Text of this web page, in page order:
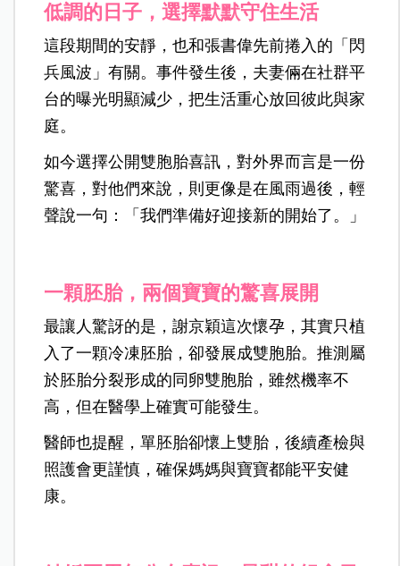
低調的日子，選擇默默守住生活
這段期間的安靜，也和張書偉先前捲入的「閃
兵風波」有關。事件發生後，夫妻倆在社群平
台的曝光明顯減少，把生活重心放回彼此與家
庭。
如今選擇公開雙胞胎喜訊，對外界而言是一份
驚喜，對他們來說，則更像是在風雨過後，輕
聲說一句：「我們準備好迎接新的開始了。」
一顆胚胎，兩個寶寶的驚喜展開
最讓人驚訝的是，謝京穎這次懷孕，其實只植
入了一顆冷凍胚胎，卻發展成雙胞胎。推測屬
於胚胎分裂形成的同卵雙胞胎，雖然機率不
高，但在醫學上確實可能發生。
醫師也提醒，單胚胎卻懷上雙胎，後續產檢與
照護會更謹慎，確保媽媽與寶寶都能平安健
康。